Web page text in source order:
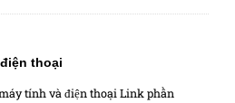
thoại
tính và điện thoại Link phần